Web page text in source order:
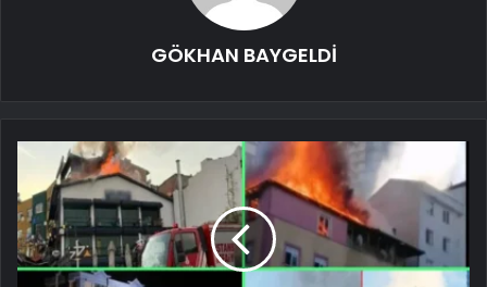
GÖKHAN BAYGELDİ